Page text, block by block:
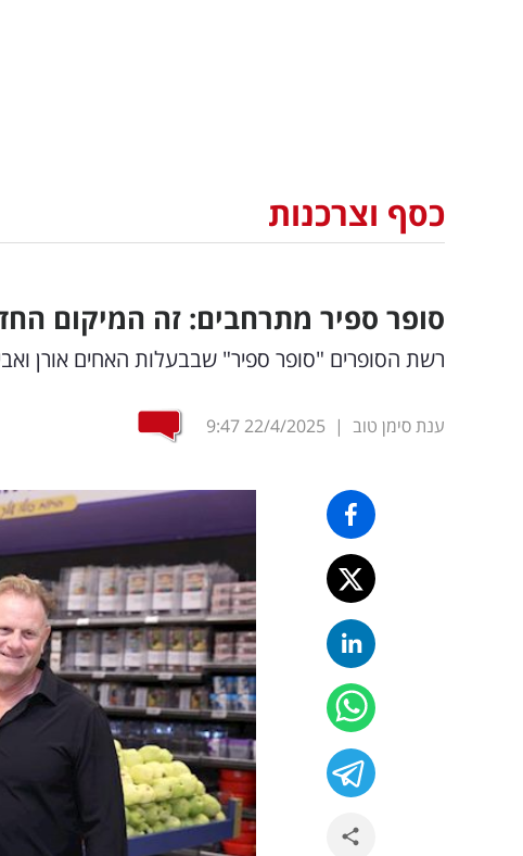
כסף וצרכנות
סופר ספיר מתרחבים: זה המיקום
רשת הסופרים "סופר ספיר" שבבעלות האחים אורן
ענת סימן טוב |
22/4/2025
9:47